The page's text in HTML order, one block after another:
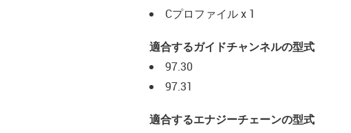
Cプロファイル x 1
適合するガイドチャンネルの型式
97.30
97.31
適合するエナジーチェーンの型式